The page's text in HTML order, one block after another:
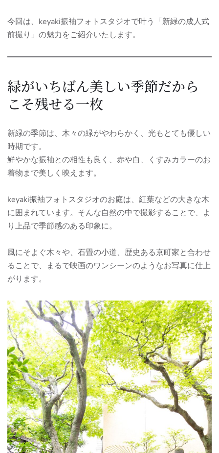
今回は、keyaki振袖フォトスタジオで叶う「新緑の成人式
前撮り」の魅力をご紹介いたします。
緑がいちばん美しい季節だから
こそ残せる一枚
新緑の季節は、木々の緑がやわらかく、光もとても優しい
時期です。
鮮やかな振袖との相性も良く、赤や白、くすみカラーのお
着物まで美しく映えます。
keyaki振袖フォトスタジオのお庭は、紅葉などの大きな木
に囲まれています。そんな自然の中で撮影することで、よ
り上品で季節感のある印象に。
風にそよぐ木々や、石畳の小道、歴史ある京町家と合わせ
ることで、まるで映画のワンシーンのようなお写真に仕上
がります。